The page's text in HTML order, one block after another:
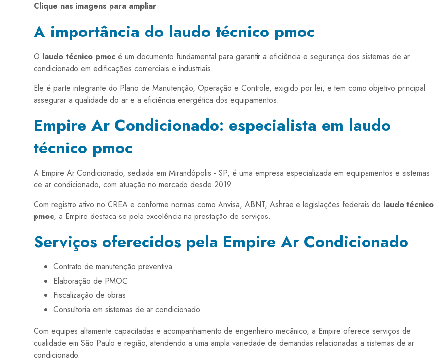
Clique nas imagens para ampliar
A importância do laudo técnico pmoc
O laudo técnico pmoc é um documento fundamental para garantir a eficiência e segurança dos sistemas de ar
condicionado em edificações comerciais e industriais.
Ele é parte integrante do Plano de Manutenção, Operação e Controle, exigido por lei, e tem como objetivo principal
assegurar a qualidade do ar e a eficiência energética dos equipamentos.
Empire Ar Condicionado: especialista em laudo
técnico pmoc
A Empire Ar Condicionado, sediada em Mirandópolis - SP, é uma empresa especializada em equipamentos e sistemas
de ar condicionado, com atuação no mercado desde 2019.
Com registro ativo no CREA e conforme normas como Anvisa, ABNT, Ashrae e legislações federais do laudo técnico
pmoc, a Empire destaca-se pela excelência na prestação de serviços.
Serviços oferecidos pela Empire Ar Condicionado
Contrato de manutenção preventiva
Elaboração de PMOC
Fiscalização de obras
Consultoria em sistemas de ar condicionado
Com equipes altamente capacitadas e acompanhamento de engenheiro mecânico, a Empire oferece serviços de
qualidade em São Paulo e região, atendendo a uma ampla variedade de demandas relacionadas a sistemas de ar
condicionado.